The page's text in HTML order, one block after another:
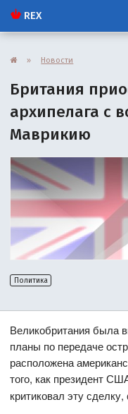
REX
» Новости
Британия
архипелага с
Маврикию
Политика
Великобритания была
планы по передаче
расположена
того, как президент
критиковал эту